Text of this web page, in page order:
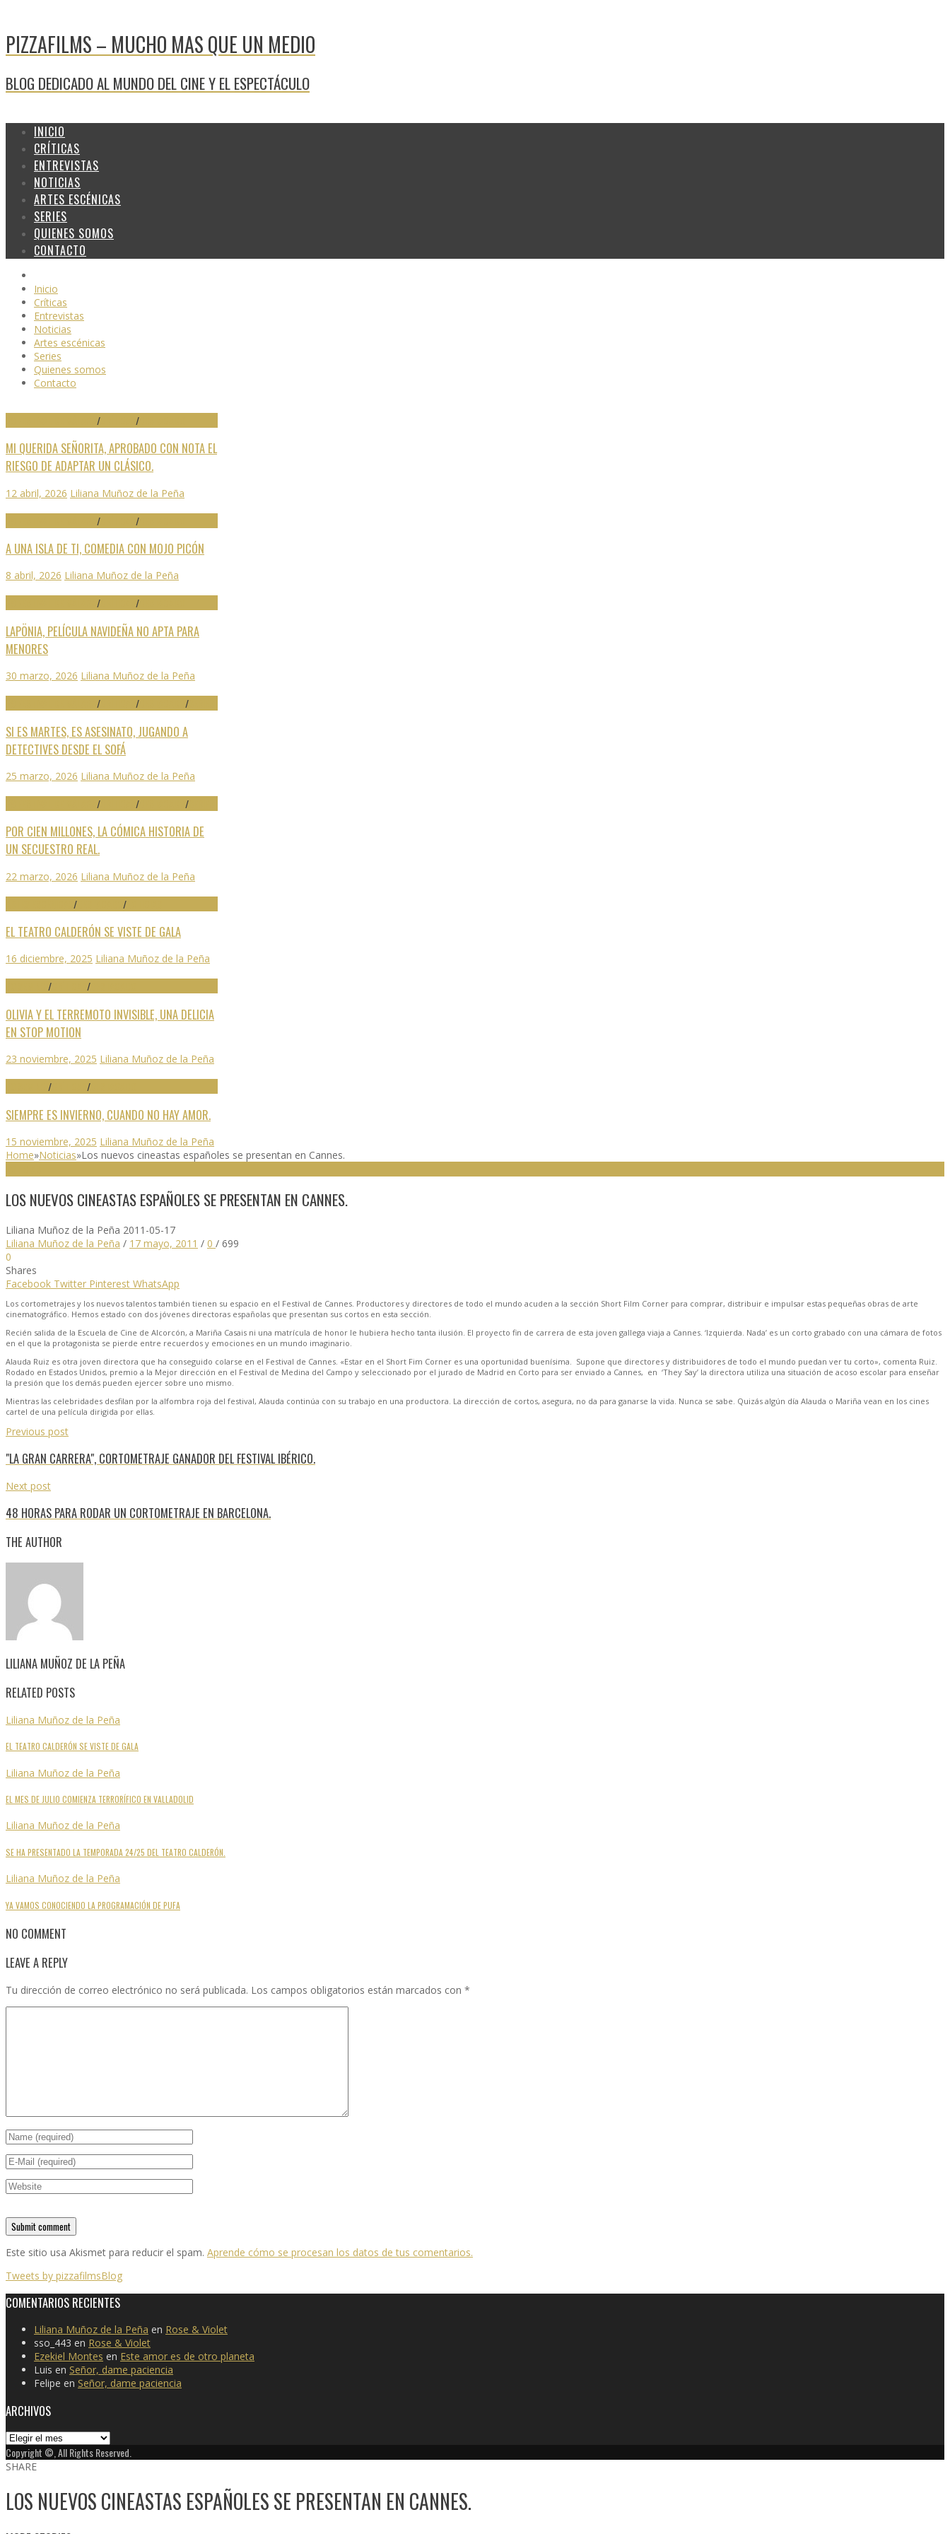
PIZZAFILMS – MUCHO MAS QUE UN MEDIO
BLOG DEDICADO AL MUNDO DEL CINE Y EL ESPECTÁCULO
INICIO
CRÍTICAS
ENTREVISTAS
NOTICIAS
ARTES ESCÉNICAS
SERIES
QUIENES SOMOS
CONTACTO
Inicio
Críticas
Entrevistas
Noticias
Artes escénicas
Series
Quienes somos
Contacto
/ /
MI QUERIDA SEÑORITA, APROBADO CON NOTA EL
RIESGO DE ADAPTAR UN CLÁSICO.
12 abril, 2026 Liliana Muñoz de la Peña
/ /
A UNA ISLA DE TI, COMEDIA CON MOJO PICÓN
8 abril, 2026 Liliana Muñoz de la Peña
/ /
LAPÖNIA, PELÍCULA NAVIDEÑA NO APTA PARA
MENORES
30 marzo, 2026 Liliana Muñoz de la Peña
/ / /
SI ES MARTES, ES ASESINATO, JUGANDO A
DETECTIVES DESDE EL SOFÁ
25 marzo, 2026 Liliana Muñoz de la Peña
/ / /
POR CIEN MILLONES, LA CÓMICA HISTORIA DE
UN SECUESTRO REAL.
22 marzo, 2026 Liliana Muñoz de la Peña
/ /
EL TEATRO CALDERÓN SE VISTE DE GALA
16 diciembre, 2025 Liliana Muñoz de la Peña
/ /
OLIVIA Y EL TERREMOTO INVISIBLE, UNA DELICIA
EN STOP MOTION
23 noviembre, 2025 Liliana Muñoz de la Peña
/ /
SIEMPRE ES INVIERNO, CUANDO NO HAY AMOR.
15 noviembre, 2025 Liliana Muñoz de la Peña
Home»Noticias»Los nuevos cineastas españoles se presentan en Cannes.
LOS NUEVOS CINEASTAS ESPAÑOLES SE PRESENTAN EN CANNES.
Liliana Muñoz de la Peña 2011-05-17
Liliana Muñoz de la Peña / 17 mayo, 2011 / 0 / 699
0
Shares
Facebook Twitter Pinterest WhatsApp
Los cortometrajes y los nuevos talentos también tienen su espacio en el Festival de Cannes. Productores y directores de todo el mundo acuden a la sección Short Film Corner para comprar, distribuir e impulsar estas pequeñas obras de arte
cinematográfico. Hemos estado con dos jóvenes directoras españolas que presentan sus cortos en esta sección.
Recién salida de la Escuela de Cine de Alcorcón, a Mariña Casais ni una matrícula de honor le hubiera hecho tanta ilusión. El proyecto fin de carrera de esta joven gallega viaja a Cannes. ‘Izquierda. Nada’ es un corto grabado con una cámara de fotos
en el que la protagonista se pierde entre recuerdos y emociones en un mundo imaginario.
Alauda Ruiz es otra joven directora que ha conseguido colarse en el Festival de Cannes. «Estar en el Short Fim Corner es una oportunidad buenísima. Supone que directores y distribuidores de todo el mundo puedan ver tu corto», comenta Ruiz.
Rodado en Estados Unidos, premio a la Mejor dirección en el Festival de Medina del Campo y seleccionado por el jurado de Madrid en Corto para ser enviado a Cannes, en ‘They Say’ la directora utiliza una situación de acoso escolar para enseñar
la presión que los demás pueden ejercer sobre uno mismo.
Mientras las celebridades desfilan por la alfombra roja del festival, Alauda continúa con su trabajo en una productora. La dirección de cortos, asegura, no da para ganarse la vida. Nunca se sabe. Quizás algún día Alauda o Mariña vean en los cines
cartel de una película dirigida por ellas.
Previous post
"LA GRAN CARRERA", CORTOMETRAJE GANADOR DEL FESTIVAL IBÉRICO.
Next post
48 HORAS PARA RODAR UN CORTOMETRAJE EN BARCELONA.
THE AUTHOR
LILIANA MUÑOZ DE LA PEÑA
RELATED POSTS
Liliana Muñoz de la Peña
EL TEATRO CALDERÓN SE VISTE DE GALA
Liliana Muñoz de la Peña
EL MES DE JULIO COMIENZA TERRORÍFICO EN VALLADOLID
Liliana Muñoz de la Peña
SE HA PRESENTADO LA TEMPORADA 24/25 DEL TEATRO CALDERÓN.
Liliana Muñoz de la Peña
YA VAMOS CONOCIENDO LA PROGRAMACIÓN DE PUFA
NO COMMENT
LEAVE A REPLY
Tu dirección de correo electrónico no será publicada. Los campos obligatorios están marcados con *
Este sitio usa Akismet para reducir el spam. Aprende cómo se procesan los datos de tus comentarios.
Tweets by pizzafilmsBlog
COMENTARIOS RECIENTES
Liliana Muñoz de la Peña en Rose & Violet
sso_443 en Rose & Violet
Ezekiel Montes en Este amor es de otro planeta
Luis en Señor, dame paciencia
Felipe en Señor, dame paciencia
ARCHIVOS
Archivos
Copyright ©, All Rights Reserved.
SHARE
LOS NUEVOS CINEASTAS ESPAÑOLES SE PRESENTAN EN CANNES.